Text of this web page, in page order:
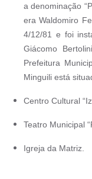
a denominação
era Waldomiro
4/12/81 e foi
Giácomo
Prefeitura
Minguili está
Centro Cultural
Teatro Municipal
Igreja da Matriz.